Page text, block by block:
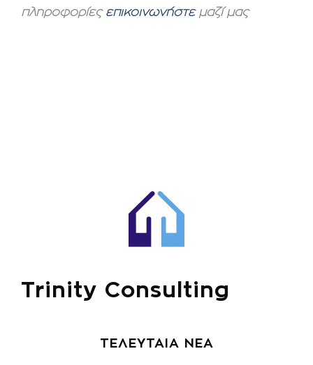
πληροφορίες επικοινωνήστεμαζί μας
Trinity Consulting
ΤΕΛΕΥΤΑΙΑ ΝΕΑ